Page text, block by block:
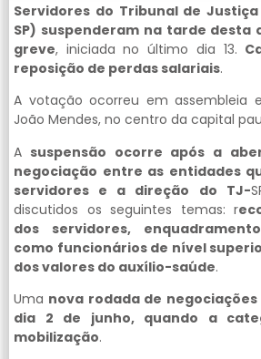
Servidores do Tribunal de
SP) suspenderam na tarde
greve, iniciada no último dia 13.
reposição de perdas salariais.
A votação ocorreu em assembleia
João Mendes, no centro da capital
A suspensão ocorre após a
negociação entre as entidades
servidores e a direção do TJ-
discutidos os seguintes temas: r
dos servidores,
como funcionários de nível
dos valores do auxílio-saúde.
Uma nova rodada de
dia 2 de junho, quando a
mobilização.